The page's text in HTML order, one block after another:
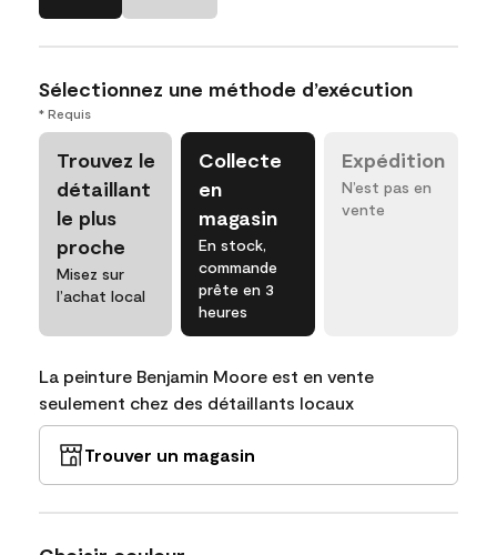
Sélectionnez une méthode d’exécution
* Requis
Trouvez le
détaillant
le plus
proche
Misez sur
l’achat local
Collecte
en
magasin
En stock,
commande
prête en 3
heures
Expédition
N’est pas en
vente
La peinture Benjamin Moore est en vente
seulement chez des détaillants locaux
Trouver un magasin